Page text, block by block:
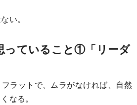
い。
っていること①「リーダ
ラットで、ムラがなければ、自然
なる。